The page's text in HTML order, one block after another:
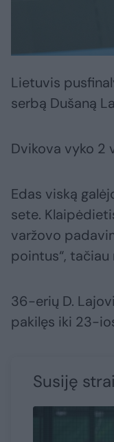
Lietuvis
serbą Dušaną
Dvikova vyko 2
Edas viską
sete.
varžovo
pointus“,
36-erių D.
pakilęs iki 23-
Susiję